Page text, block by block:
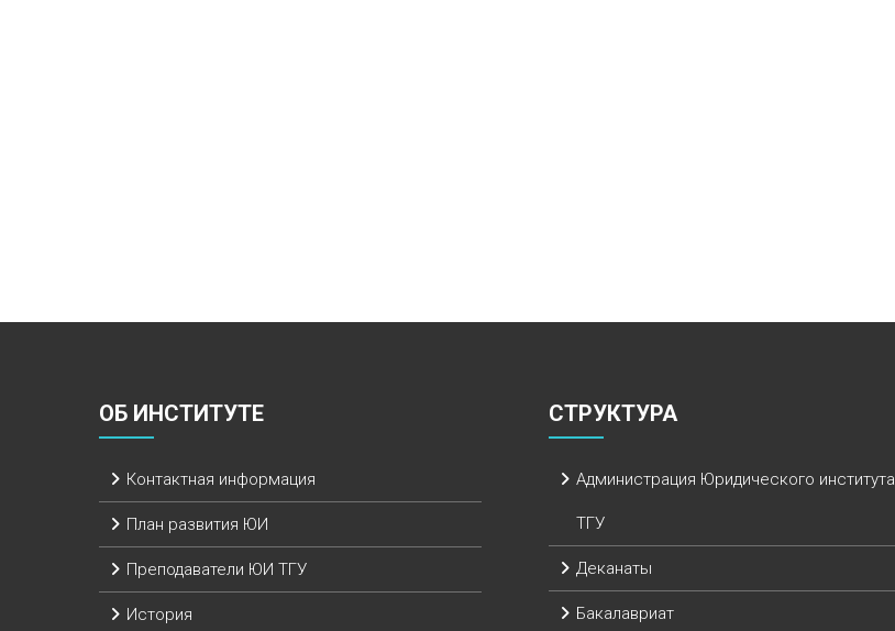
ОБ ИНСТИТУТЕ
Контактная информация
План развития ЮИ
Преподаватели ЮИ ТГУ
История
СТРУКТУРА
Администрация Юридического института
ТГУ
Деканаты
Бакалавриат